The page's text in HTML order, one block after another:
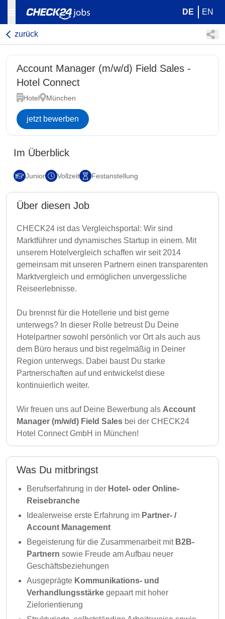
DE EN
zurück
Account Manager (m/w/d) Field Sales -
Hotel Connect
Hotel München
jetzt bewerben
Im Überblick
Junior Vollzeit Festanstellung
Über diesen Job
CHECK24 ist das Vergleichsportal: Wir sind
Marktführer und dynamisches Startup in einem. Mit
unserem Hotelvergleich schaffen wir seit 2014
gemeinsam mit unseren Partnern einen transparenten
Marktvergleich und ermöglichen unvergessliche
Reiseerlebnisse.
Du brennst für die Hotellerie und bist gerne
unterwegs? In dieser Rolle betreust Du Deine
Hotelpartner sowohl persönlich vor Ort als auch aus
dem Büro heraus und bist regelmäßig in Deiner
Region unterwegs. Dabei baust Du starke
Partnerschaften auf und entwickelst diese
kontinuierlich weiter.
Wir freuen uns auf Deine Bewerbung als Account
Manager (m/w/d) Field Sales bei der CHECK24
Hotel Connect GmbH in München!
Was Du mitbringst
Berufserfahrung in der Hotel- oder Online-
Reisebranche
Idealerweise erste Erfahrung im Partner- /
Account Management
Begeisterung für die Zusammenarbeit mit B2B-
Partnern sowie Freude am Aufbau neuer
Geschäftsbeziehungen
Ausgeprägte Kommunikations- und
Verhandlungsstärke gepaart mit hoher
Zielorientierung